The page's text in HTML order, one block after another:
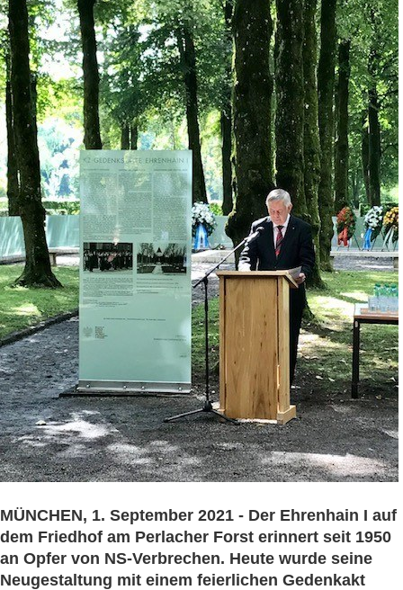
MÜNCHEN, 1. September 2021 - Der Ehrenhain I auf
dem Friedhof am Perlacher Forst erinnert seit 1950
an Opfer von NS-Verbrechen. Heute wurde seine
Neugestaltung mit einem feierlichen Gedenkakt